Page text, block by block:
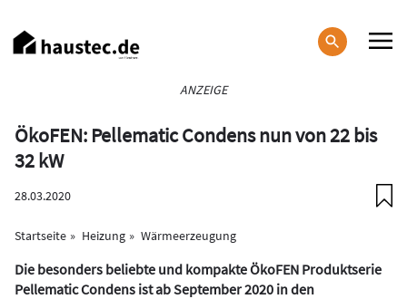
zum
Inhalt
ANZEIGE
ÖkoFEN: Pellematic Condens nun von 22 bis
32 kW
28.03.2020
Startseite Heizung Wärmeerzeugung
Die besonders beliebte und kompakte ÖkoFEN Produktserie
Pellematic Condens ist ab September 2020 in den